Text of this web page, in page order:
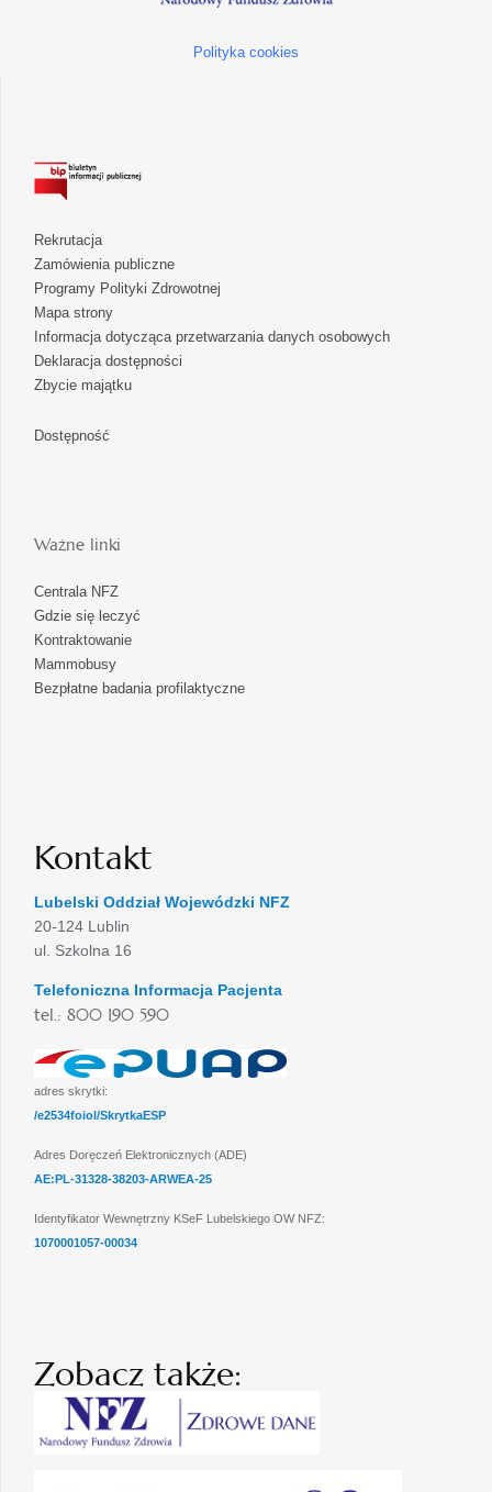
Polityka cookies
Rekrutacja
Zamówienia publiczne
Programy Polityki Zdrowotnej
Mapa strony
Informacja dotycząca przetwarzania danych osobowych
Deklaracja dostępności
Zbycie majątku
Dostępność
Ważne linki
Centrala NFZ
Gdzie się leczyć
Kontraktowanie
Mammobusy
Bezpłatne badania profilaktyczne
Kontakt
Lubelski Oddział Wojewódzki NFZ
20-124 Lublin
ul. Szkolna 16
Telefoniczna Informacja Pacjenta
tel.: 800 190 590
adres skrytki:
/e2534foiol/SkrytkaESP
Adres Doręczeń Elektronicznych (ADE)
AE:PL-31328-38203-ARWEA-25
Identyfikator Wewnętrzny KSeF Lubelskiego OW NFZ:
1070001057-00034
Zobacz także: